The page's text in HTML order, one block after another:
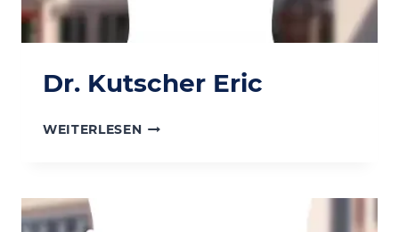
Dr. Kutscher Eric
WEITERLESENDR.